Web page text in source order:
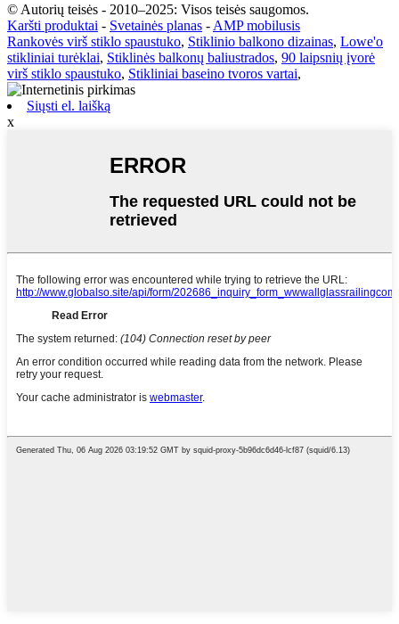
© Autorių teisės - 2010–2025: Visos teisės saugomos.
Karšti produktai - Svetainės planas - AMP mobilusis
Rankovės virš stiklo spaustuko, Stiklinio balkono dizainas, Lowe'o
stikliniai turėklai, Stiklinės balkonų baliustrados, 90 laipsnių įvorė
virš stiklo spaustuko, Stikliniai baseino tvoros vartai,
Siųsti el. laišką
x